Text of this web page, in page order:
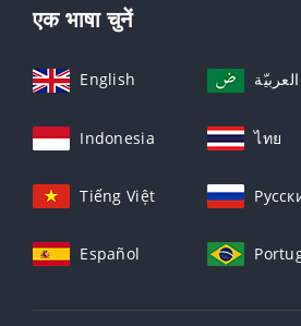
एक भाषा चुनें
English العربيّة
Indonesia ไทย
Tiếng Việt
Español